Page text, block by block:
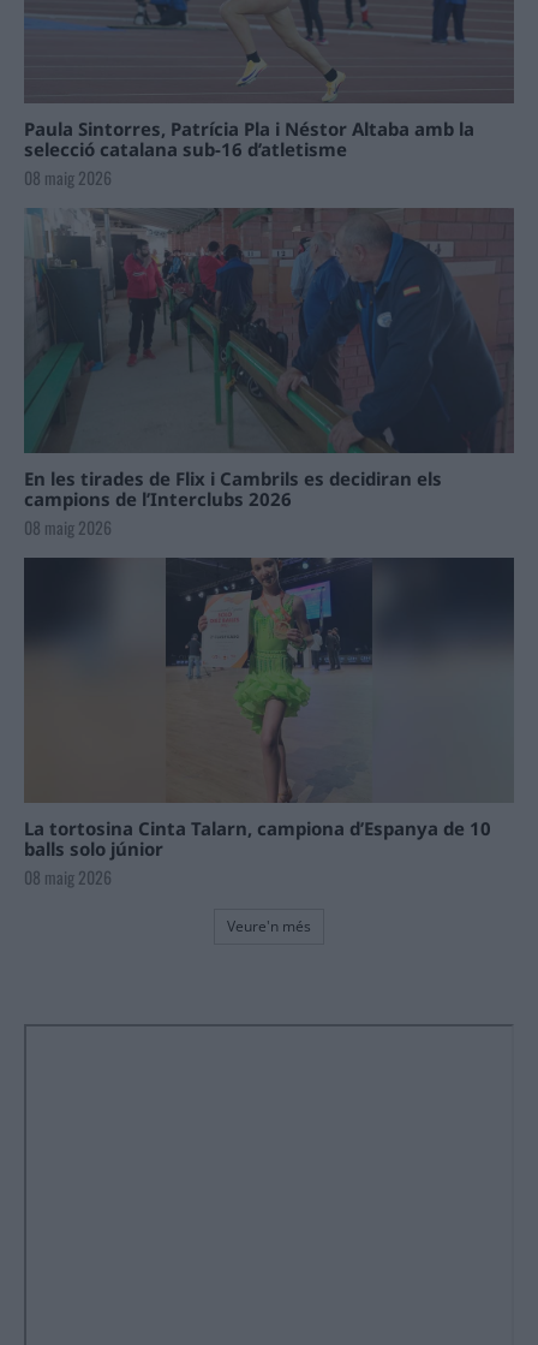
Paula Sintorres, Patrícia Pla i Néstor Altaba amb la
selecció catalana sub-16 d’atletisme
08 maig 2026
En les tirades de Flix i Cambrils es decidiran els
campions de l’Interclubs 2026
08 maig 2026
La tortosina Cinta Talarn, campiona d’Espanya de 10
balls solo júnior
08 maig 2026
Veure'n més